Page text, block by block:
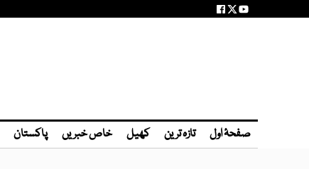
صفحۂ اول تازہ ترین کھیل خاص خبریں پاکستان